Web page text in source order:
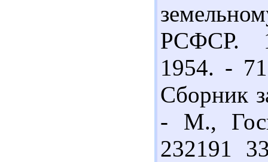
РСФСР.
1954. -
Сборник
- М.,
232191